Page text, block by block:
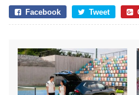
Facebook Tweet